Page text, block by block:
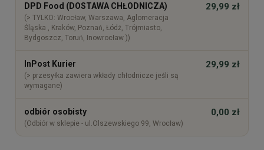
DPD Food (DOSTAWA CHŁODNICZA)
(> TYLKO: Wrocław, Warszawa, Aglomeracja
Śląska , Kraków, Poznań, Łódź, Trójmiasto,
Bydgoszcz, Toruń, Inowrocław ))
29,99 zł
InPost Kurier
(> przesyłka zawiera wkłady chłodnicze jeśli są
wymagane)
29,99 zł
odbiór osobisty
(Odbiór w sklepie - ul.Olszewskiego 99, Wrocław)
0,00 zł